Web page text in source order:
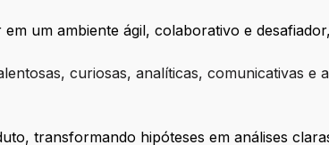
um ambiente ágil, colaborativo e
curiosas, analíticas, comunicativas e
transformando hipóteses em análises